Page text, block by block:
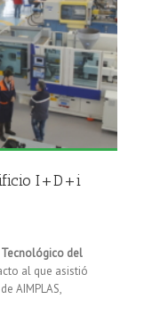
I+D+i
Tecnológico del
al que asistió
AIMPLAS,